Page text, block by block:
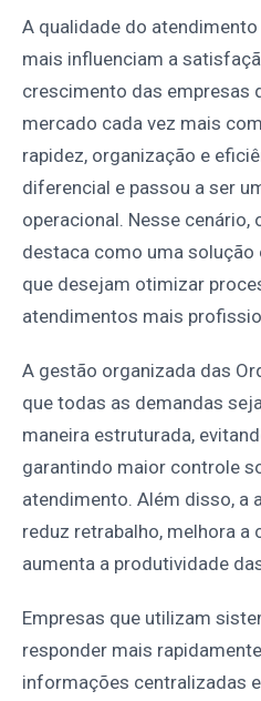
A qualidade do
mais influenciam a
crescimento das empresas
mercado cada vez mais
rapidez, organização e
diferencial e passou a ser
operacional. Nesse cenário,
destaca como uma solução
que desejam otimizar
atendimentos mais
A gestão organizada das
que todas as demandas
maneira estruturada,
garantindo maior controle
atendimento. Além disso, a
reduz retrabalho, melhora a
aumenta a produtividade
Empresas que utilizam
responder mais
informações centralizadas